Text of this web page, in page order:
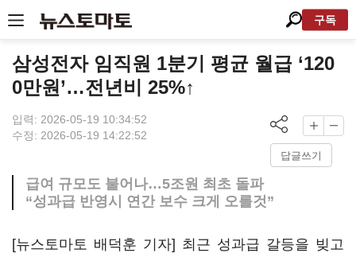
구독
삼성전자 임직원 1분기 평균 월급 ‘120
0만원’…전년비 25%↑
입력: 2026-05-19 10:34:52
수정: 2026-05-19 14:22:52
답글쓰기
급여 규모도 불어나…5조원 최초 돌파
“성과급 반영시 연간 보수 크게 오를것”
[뉴스토마토 배덕훈 기자] 최근 성과급 갈등을 빚고